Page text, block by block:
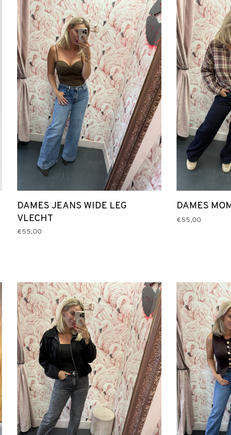
DAMES JEANS WIDE LEG
VLECHT
€55,00
DAMES
€55,00